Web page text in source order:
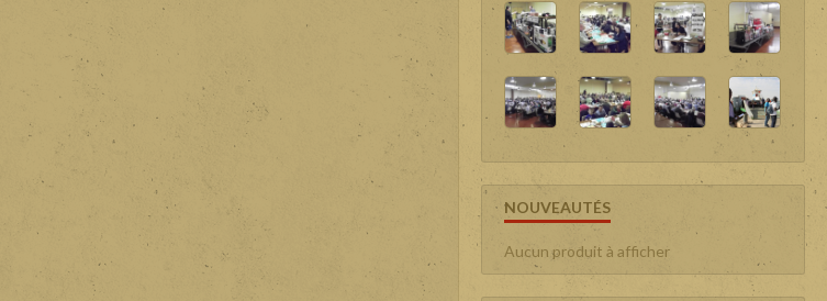
NOUVEAUTÉS
Aucun produit à afficher